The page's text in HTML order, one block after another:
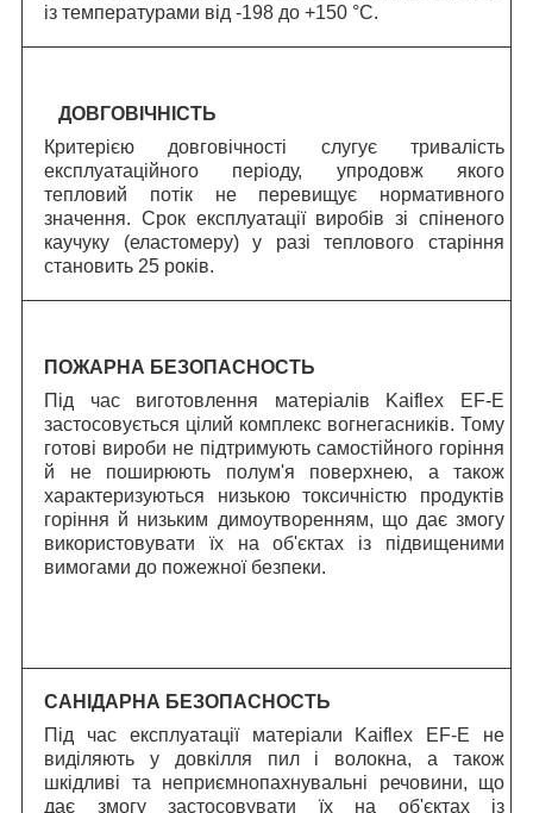
із температурами від -198 до +150 °C.
ДОВГОВІЧНІСТЬ
Критерією довговічності слугує тривалість
експлуатаційного періоду, упродовж якого
тепловий потік не перевищує нормативного
значення. Cрок експлуатації виробів зі спіненого
каучуку (еластомеру) у разі теплового старіння
становить 25 років.
ПОЖАРНА БЕЗОПАСНОСТЬ
Під час виготовлення матеріалів Kaiflex EF-E
застосовується цілий комплекс вогнегасників. Тому
готові вироби не підтримують самостійного горіння
й не поширюють полум'я поверхнею, а також
характеризуються низькою токсичністю продуктів
горіння й низьким димоутворенням, що дає змогу
використовувати їх на об'єктах із підвищеними
вимогами до пожежної безпеки.
САНІДАРНА БЕЗОПАСНОСТЬ
Під час експлуатації матеріали Kaiflex EF-E не
виділяють у довкілля пил і волокна, а також
шкідливі та неприємнопахнувальні речовини, що
дає змогу застосовувати їх на об'єктах із